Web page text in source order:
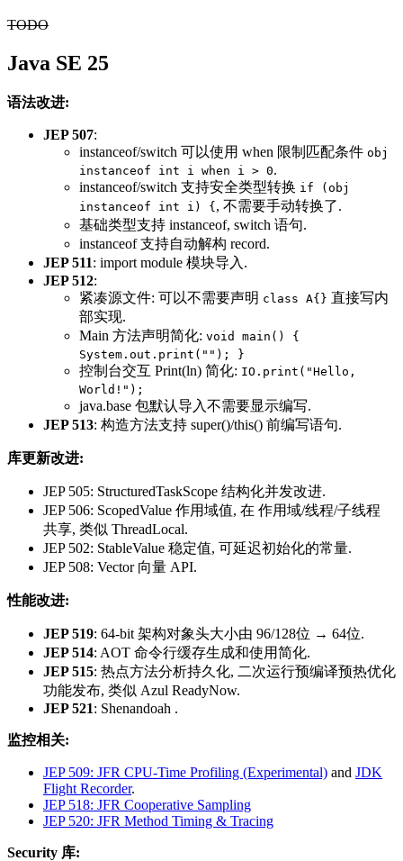
TODO
Java SE 25
语法改进:
JEP 507:
instanceof/switch 可以使用 when 限制匹配条件 obj
instanceof int i when i > 0.
instanceof/switch 支持安全类型转换 if (obj
instanceof int i) { , 不需要手动转换了.
基础类型支持 instanceof, switch 语句.
instanceof 支持自动解构 record.
JEP 511: import module 模块导入.
JEP 512:
紧凑源文件: 可以不需要声明 class A{} 直接写内
部实现.
Main 方法声明简化: void main() {
System.out.print(""); }
控制台交互 Print(ln) 简化: IO.print("Hello,
World!");
java.base 包默认导入不需要显示编写.
JEP 513: 构造方法支持 super()/this() 前编写语句.
库更新改进:
JEP 505: StructuredTaskScope 结构化并发改进.
JEP 506: ScopedValue 作用域值, 在 作用域/线程/子线程
共享, 类似 ThreadLocal.
JEP 502: StableValue 稳定值, 可延迟初始化的常量.
JEP 508: Vector 向量 API.
性能改进:
JEP 519: 64-bit 架构对象头大小由 96/128位 → 64位.
JEP 514: AOT 命令行缓存生成和使用简化.
JEP 515: 热点方法分析持久化, 二次运行预编译预热优化
功能发布, 类似 Azul ReadyNow.
JEP 521: Shenandoah .
监控相关:
JEP 509: JFR CPU-Time Profiling (Experimental) and JDK
Flight Recorder.
JEP 518: JFR Cooperative Sampling
JEP 520: JFR Method Timing & Tracing
Security 库: